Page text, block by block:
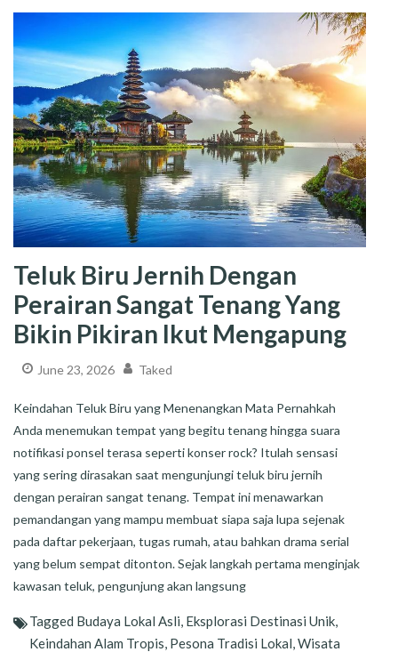
Teluk Biru Jernih Dengan
Perairan Sangat Tenang Yang
Bikin Pikiran Ikut Mengapung
June 23, 2026 Taked
Keindahan Teluk Biru yang Menenangkan Mata Pernahkah
Anda menemukan tempat yang begitu tenang hingga suara
notifikasi ponsel terasa seperti konser rock? Itulah sensasi
yang sering dirasakan saat mengunjungi teluk biru jernih
dengan perairan sangat tenang. Tempat ini menawarkan
pemandangan yang mampu membuat siapa saja lupa sejenak
pada daftar pekerjaan, tugas rumah, atau bahkan drama serial
yang belum sempat ditonton. Sejak langkah pertama menginjak
kawasan teluk, pengunjung akan langsung
Tagged Budaya Lokal Asli, Eksplorasi Destinasi Unik,
Keindahan Alam Tropis, Pesona Tradisi Lokal,Wisata